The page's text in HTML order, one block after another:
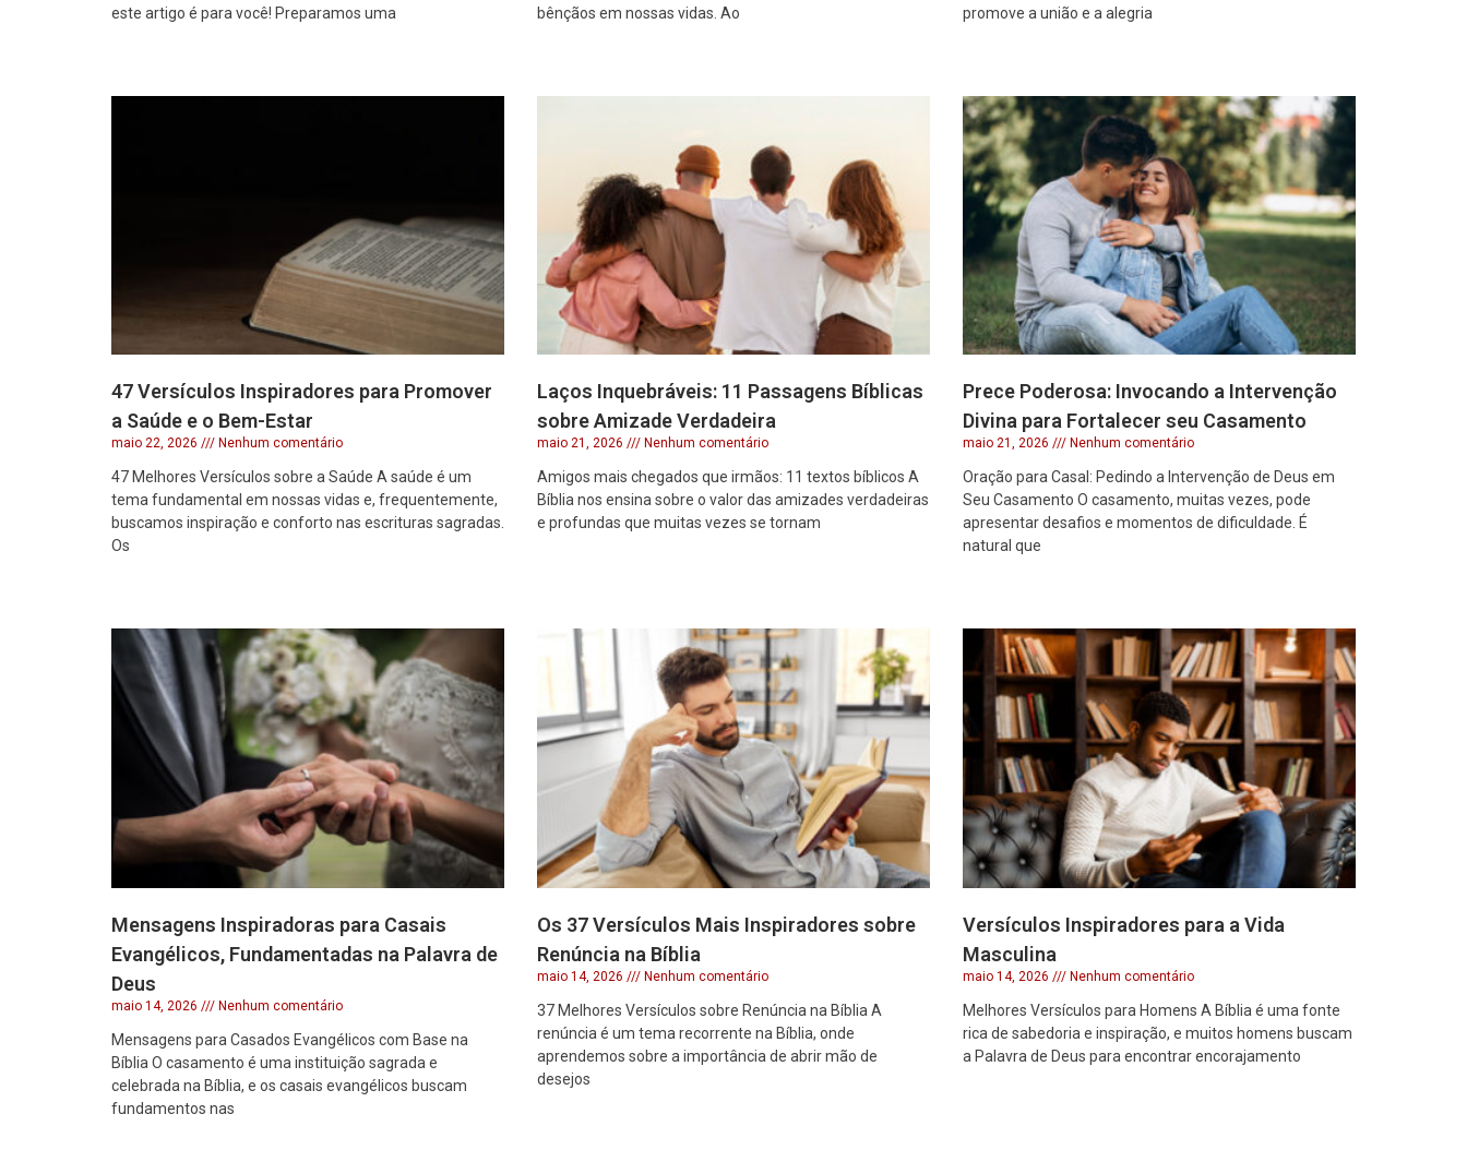
este artigo é para você! Preparamos uma
bênçãos em nossas vidas. Ao
promove a união e a alegria
47 Versículos Inspiradores para Promover
a Saúde e o Bem-Estar
maio 22, 2026 Nenhum comentário
47 Melhores Versículos sobre a Saúde A saúde é um
tema fundamental em nossas vidas e, frequentemente,
buscamos inspiração e conforto nas escrituras sagradas.
Os
Laços Inquebráveis: 11 Passagens Bíblicas
sobre Amizade Verdadeira
maio 21, 2026 Nenhum comentário
Amigos mais chegados que irmãos: 11 textos bíblicos A
Bíblia nos ensina sobre o valor das amizades verdadeiras
e profundas que muitas vezes se tornam
Prece Poderosa: Invocando a Intervenção
Divina para Fortalecer seu Casamento
maio 21, 2026 Nenhum comentário
Oração para Casal: Pedindo a Intervenção de Deus em
Seu Casamento O casamento, muitas vezes, pode
apresentar desafios e momentos de dificuldade. É
natural que
Mensagens Inspiradoras para Casais
Evangélicos, Fundamentadas na Palavra de
Deus
maio 14, 2026 Nenhum comentário
Mensagens para Casados Evangélicos com Base na
Bíblia O casamento é uma instituição sagrada e
celebrada na Bíblia, e os casais evangélicos buscam
fundamentos nas
Os 37 Versículos Mais Inspiradores sobre
Renúncia na Bíblia
maio 14, 2026 Nenhum comentário
37 Melhores Versículos sobre Renúncia na Bíblia A
renúncia é um tema recorrente na Bíblia, onde
aprendemos sobre a importância de abrir mão de
desejos
Versículos Inspiradores para a Vida
Masculina
maio 14, 2026 Nenhum comentário
Melhores Versículos para Homens A Bíblia é uma fonte
rica de sabedoria e inspiração, e muitos homens buscam
a Palavra de Deus para encontrar encorajamento